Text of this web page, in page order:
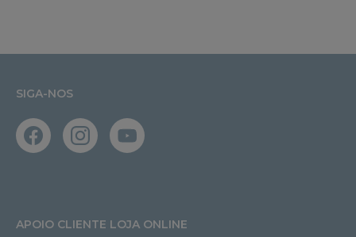
SIGA-NOS
APOIO CLIENTE LOJA ONLINE